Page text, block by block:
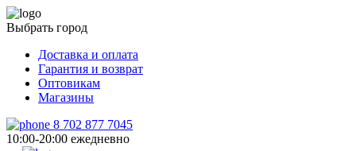
Выбрать город
Доставка и оплата
Гарантия и возврат
Оптовикам
Магазины
8 702 877 7045
10:00-20:00 ежедневно